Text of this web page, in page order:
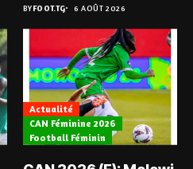
BYFOOT.TG 6 AOÛT 2026
Actualité
CAN Féminine 2026
Football Féminin